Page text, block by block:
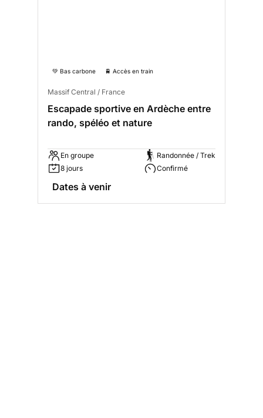
💚 Bas carbone 🚆 Accès en train
Massif Central / France
Escapade sportive en Ardèche entre
rando, spéléo et nature
En groupe
8 jours
Randonnée / Trek
Confirmé
Dates à venir